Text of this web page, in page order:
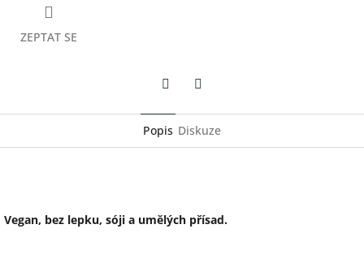
ZEPTAT SE
Popis Diskuze
Vegan, bez lepku, sóji a umělých přísad.